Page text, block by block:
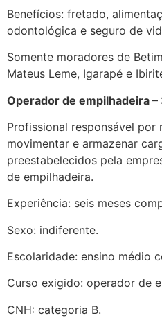
Benefícios: fretado,
odontológica e seguro de
Somente moradores de
Mateus Leme, Igarapé e
Operador de empilhadeira –
Profissional responsável por
movimentar e armazenar
preestabelecidos pela
de empilhadeira.
Experiência: seis meses
Sexo: indiferente.
Escolaridade: ensino médio
Curso exigido: operador de
CNH: categoria B.